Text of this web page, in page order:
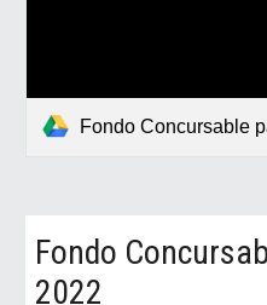
Fondo Concursable
Fondo
2022